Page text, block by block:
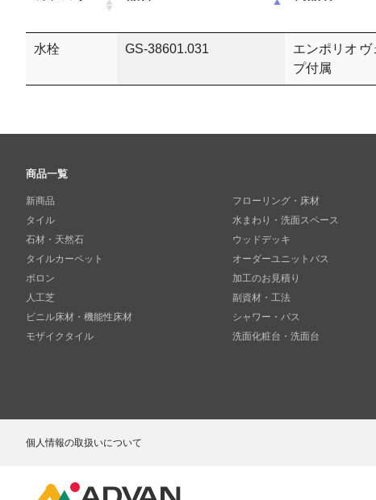
水栓 GS-38601.031
エンポリオ ヴ
プ付属
商品一覧
新商品
タイル
石材・天然石
タイルカーペット
ボロン
人工芝
ビニル床材・機能性床材
モザイクタイル
フローリング・床材
水まわり・洗面スペース
ウッドデッキ
オーダーユニットバス
加工のお見積り
副資材・工法
シャワー・バス
洗面化粧台・洗面台
個人情報の取扱いについて